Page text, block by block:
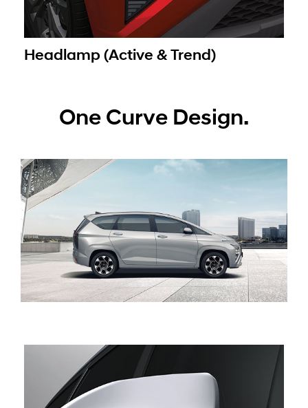
Headlamp (Active & Trend)
One Curve Design.